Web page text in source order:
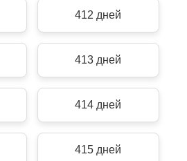
412 дней
413 дней
414 дней
415 дней